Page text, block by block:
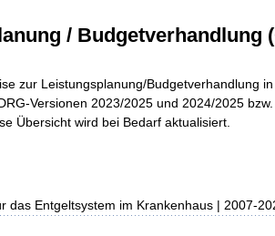
/ Budgetverhandlung
zur Leistungsplanung/Budgetverhandlung
Versionen 2023/2025 und 2024/2025
Übersicht wird bei Bedarf aktualisiert.
das Entgeltsystem im Krankenhaus | 2007-